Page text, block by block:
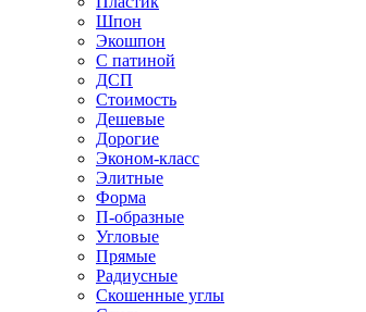
Шпон
Экошпон
С патиной
ДСП
Стоимость
Дешевые
Дорогие
Эконом-класс
Элитные
Форма
П-образные
Угловые
Прямые
Радиусные
Скошенные углы